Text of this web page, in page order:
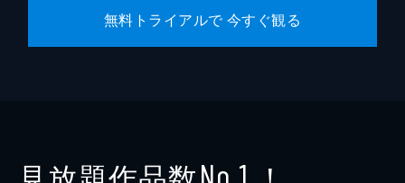
無料トライアルで 今すぐ観る